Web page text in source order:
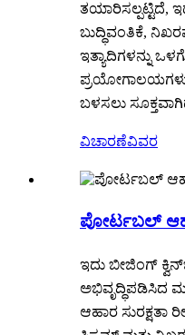
ತಯಾರಿಸಲ್ಪಟ್ಟಿದೆ,
ಬುದ್ಧಿವಂತಿಕೆ,
ಇತ್ಯಾದಿಗಳನ್ನು
ಪ್ರಯೋಗಾಲಯಗಳು
ಬಳಸಲು
ವಿಚಾರಣೆವಿವರ
ಪೋರ್ಟಬಲ್
ಇದು ಬೀಜಿಂಗ್
ಅಭಿವೃದ್ಧಿಪಡಿಸಿದ
ಆಹಾರ ಸುರಕ್ಷತಾ